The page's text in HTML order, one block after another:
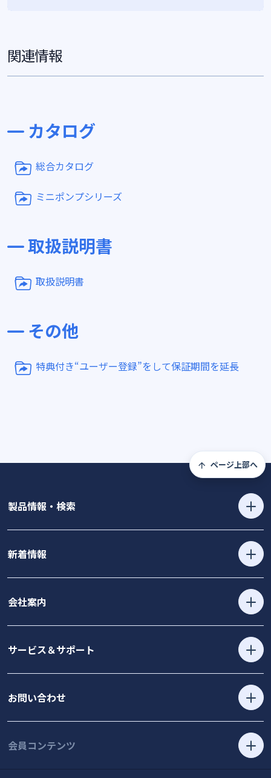
関連情報
カタログ
総合カタログ
ミニポンプシリーズ
取扱説明書
取扱説明書
その他
特典付き“ユーザー登録”をして保証期間を延長
ページ上部へ
製品情報・検索
新着情報
会社案内
サービス＆サポート
お問い合わせ
会員コンテンツ